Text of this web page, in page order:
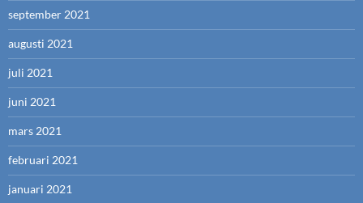
september 2021
augusti 2021
juli 2021
juni 2021
mars 2021
februari 2021
januari 2021